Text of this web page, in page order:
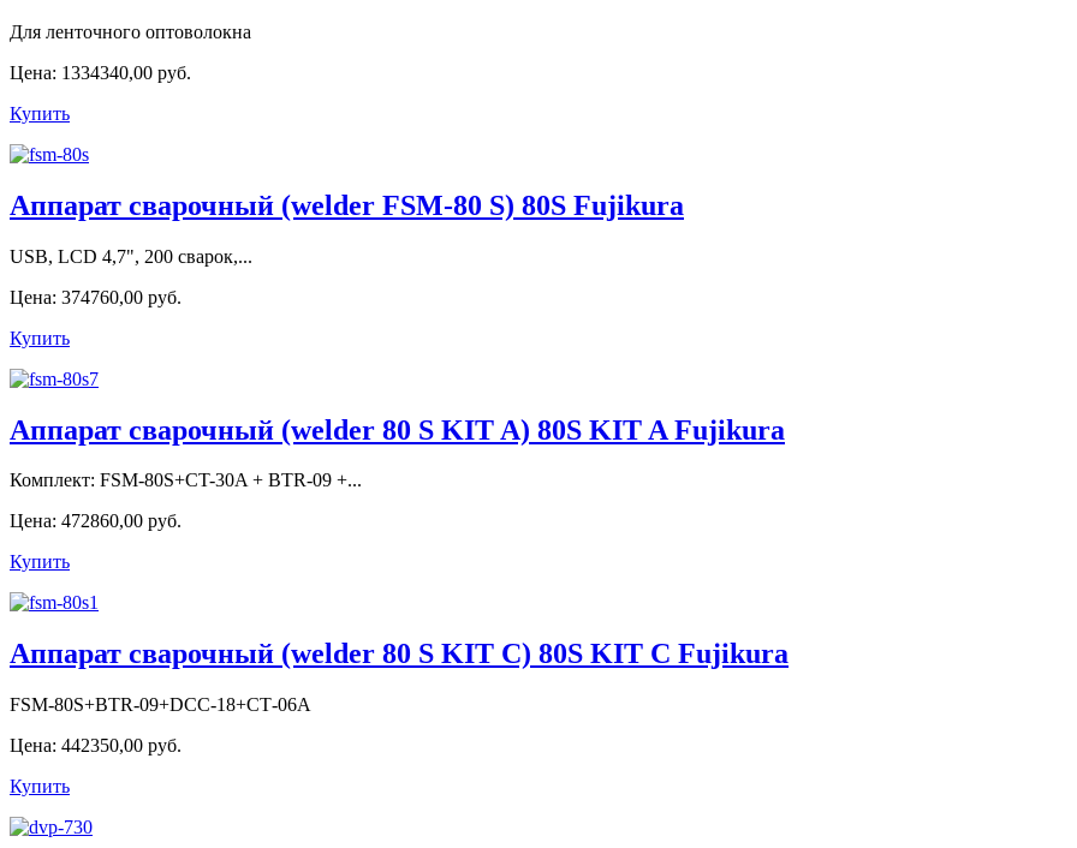
Для ленточного оптоволокна
Цена: 1334340,00 руб.
Купить
Аппарат сварочный (welder FSM-80 S) 80S Fujikura
USB, LCD 4,7", 200 сварок,...
Цена: 374760,00 руб.
Купить
Аппарат сварочный (welder 80 S KIT A) 80S KIT A Fujikura
Комплект: FSM-80S+CT-30A + BTR-09 +...
Цена: 472860,00 руб.
Купить
Аппарат сварочный (welder 80 S KIT С) 80S KIT С Fujikura
FSM-80S+BTR-09+DCC-18+СТ-06А
Цена: 442350,00 руб.
Купить